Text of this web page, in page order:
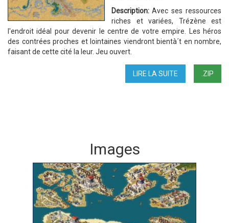
Description: Avec ses ressources
riches et variées, Trézène est
l'endroit idéal pour devenir le centre de votre empire. Les héros
des contrées proches et lointaines viendront bientà´t en nombre,
faisant de cette cité la leur. Jeu ouvert.
.ZIP
LIRE LA SUITE
BAC
Images